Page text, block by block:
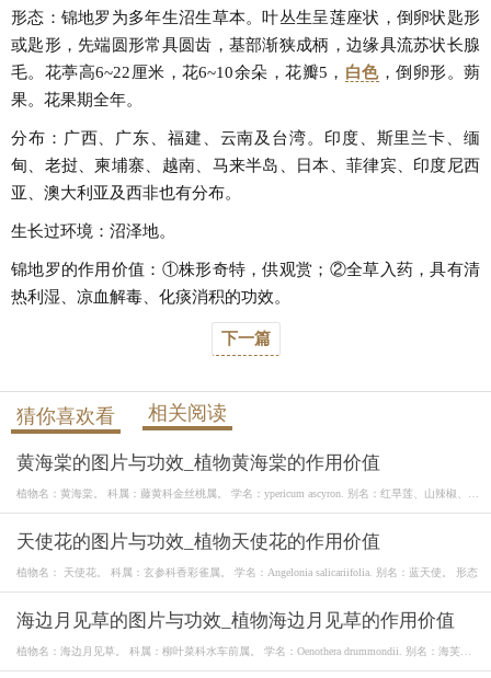
形态：锦地罗为多年生沼生草本。叶丛生呈莲座状，倒卵状匙形
或匙形，先端圆形常具圆齿，基部渐狭成柄，边缘具流苏状长腺
毛。花葶高6~22厘米，花6~10余朵，花瓣5， 白色，倒卵形。蒴
果。花果期全年。
分布：广西、广东、福建、云南及台湾。印度、斯里兰卡、缅
甸、老挝、柬埔寨、越南、马来半岛、日本、菲律宾、印度尼西
亚、澳大利亚及西非也有分布。
生长过环境：沼泽地。
锦地罗的作用价值：①株形奇特，供观赏；②全草入药，具有清
热利湿、凉血解毒、化痰消积的功效。
下一篇
猜你喜欢看 相关阅读
黄海棠的图片与功效_植物黄海棠的作用价值
植物名：黄海棠。 科属：藤黄科金丝桃属。 学名：ypericum ascyron. 别名：红旱莲、山辣椒、长
天使花的图片与功效_植物天使花的作用价值
植物名： 天使花。 科属：玄参科香彩雀属。 学名：Angelonia salicariifolia. 别名：蓝天使。 形态
海边月见草的图片与功效_植物海边月见草的作用价值
植物名：海边月见草。 科属：柳叶菜科水车前属。 学名：Oenothera drummondii. 别名：海芙